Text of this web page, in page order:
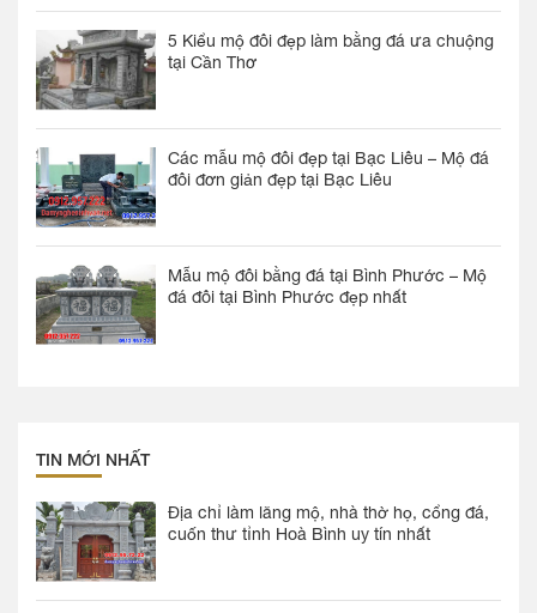
5 Kiểu mộ đôi đẹp làm bằng đá ưa chuộng
tại Cần Thơ
Các mẫu mộ đôi đẹp tại Bạc Liêu – Mộ đá
đôi đơn giản đẹp tại Bạc Liêu
Mẫu mộ đôi bằng đá tại Bình Phước – Mộ
đá đôi tại Bình Phước đẹp nhất
TIN MỚI NHẤT
Địa chỉ làm lăng mộ, nhà thờ họ, cổng đá,
cuốn thư tỉnh Hoà Bình uy tín nhất